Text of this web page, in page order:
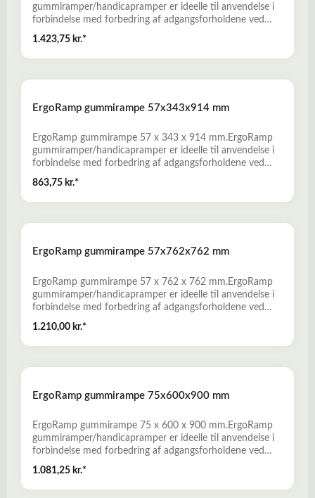
gummiramper/handicapramper er ideelle til anvendelse i
forbindelse med forbedring af adgangsforholdene ved
erhvervslivet. - Fremstillet af miljørigtig genbrugsgummi
fra udtjente bildæk- Slidstærke, skridsikre og
specialværktøj- Bredt produktprogram, som omfatter
om Gummiramper
1.423,75 kr.*
ErgoRamp gummirampe 57x343x914 mm
ErgoRamp gummirampe 57 x 343 x 914 mm.ErgoRamp
gummiramper/handicapramper er ideelle til anvendelse i
forbindelse med forbedring af adgangsforholdene ved
private boliger, butikker, offentlige bygninger og i
erhvervslivet. - Fremstillet af miljørigtig genbrugsgummi
fra udtjente bildæk- Slidstærke, skridsikre og
om Gummiramper
863,75 kr.*
ErgoRamp gummirampe 57x762x762 mm
ErgoRamp gummirampe 57 x 762 x 762 mm.ErgoRamp
gummiramper/handicapramper er ideelle til anvendelse i
forbindelse med forbedring af adgangsforholdene ved
erhvervslivet. - Fremstillet af miljørigtig genbrugsgummi
fra udtjente bildæk- Slidstærke, skridsikre og
specialværktøj- Bredt produktprogram, som omfatter
om Gummiramper
1.210,00 kr.*
ErgoRamp gummirampe 75x600x900 mm
ErgoRamp gummirampe 75 x 600 x 900 mm.ErgoRamp
gummiramper/handicapramper er ideelle til anvendelse i
forbindelse med forbedring af adgangsforholdene ved
private boliger, butikker, offentlige bygninger og i
erhvervslivet. - Fremstillet af miljørigtig genbrugsgummi
fra udtjente bildæk- Slidstærke, skridsikre og
1.081,25 kr.*